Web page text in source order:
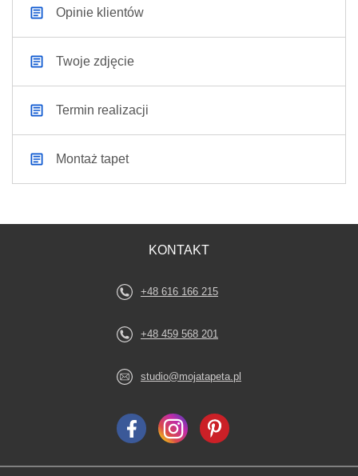
Opinie klientów
Twoje zdjęcie
Termin realizacji
Montaż tapet
KONTAKT
+48 616 166 215
+48 459 568 201
studio@mojatapeta.pl